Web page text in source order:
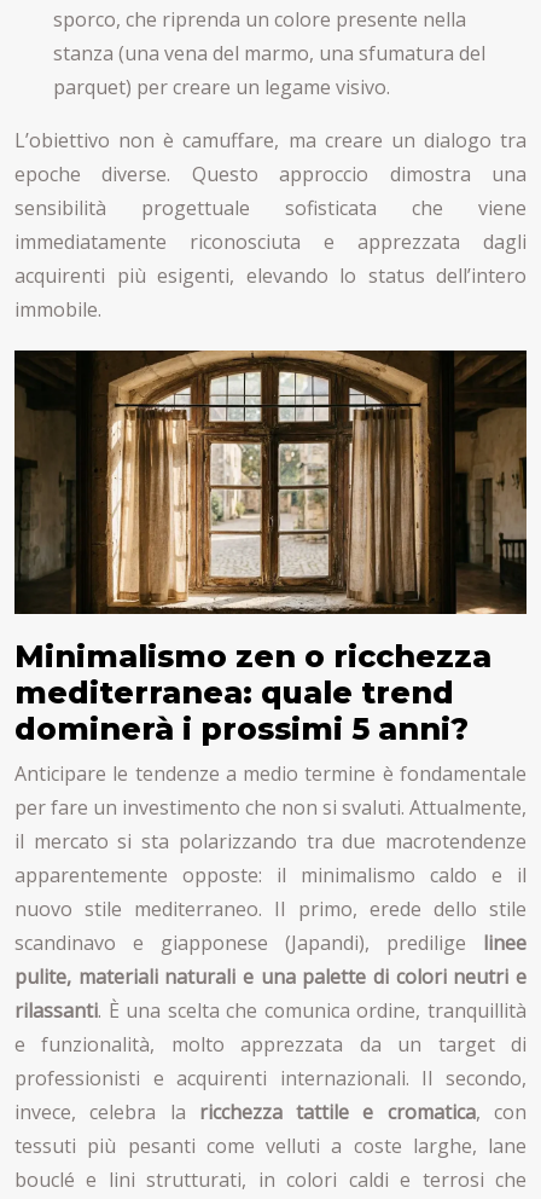
sporco, che riprenda un colore presente nella
stanza (una vena del marmo, una sfumatura del
parquet) per creare un legame visivo.
L’obiettivo non è camuffare, ma creare un dialogo tra
epoche diverse. Questo approccio dimostra una
sensibilità progettuale sofisticata che viene
immediatamente riconosciuta e apprezzata dagli
acquirenti più esigenti, elevando lo status dell’intero
immobile.
Minimalismo zen o ricchezza
mediterranea: quale trend
dominerà i prossimi 5 anni?
Anticipare le tendenze a medio termine è fondamentale
per fare un investimento che non si svaluti. Attualmente,
il mercato si sta polarizzando tra due macrotendenze
apparentemente opposte: il minimalismo caldo e il
nuovo stile mediterraneo. Il primo, erede dello stile
scandinavo e giapponese (Japandi), predilige linee
pulite, materiali naturali e una palette di colori neutri e
rilassanti. È una scelta che comunica ordine, tranquillità
e funzionalità, molto apprezzata da un target di
professionisti e acquirenti internazionali. Il secondo,
invece, celebra la ricchezza tattile e cromatica, con
tessuti più pesanti come velluti a coste larghe, lane
bouclé e lini strutturati, in colori caldi e terrosi che